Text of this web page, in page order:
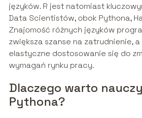
języków. R jest natomiast
Data Scientistów, obok Pythona,
Znajomość różnych języków
zwiększa szanse na zatrudnienie,
elastyczne dostosowanie się do
wymagań rynku pracy.
Dlaczego warto
Pythona?